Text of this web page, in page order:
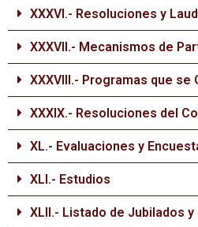
XXXVI.- Resoluciones y
XXXVII.- Mecanismos de
XXXVIII.- Programas que se
XXXIX.- Resoluciones del
XL.- Evaluaciones y
XLI.- Estudios
XLII.- Listado de Jubilados